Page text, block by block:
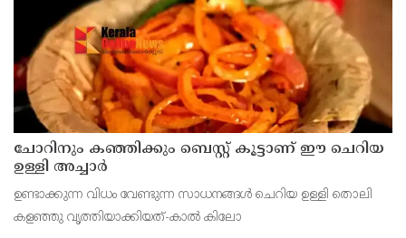
ചോറിനും കഞ്ഞിക്കും ബെസ്റ്റ് കൂട്ടാണ് ഈ ചെറിയ
ഉള്ളി അച്ചാർ
ഉണ്ടാക്കുന്ന വിധം വേണ്ടുന്ന സാധനങ്ങള്‍ ചെറിയ ഉള്ളി തൊലി
കളഞ്ഞു വൃത്തിയാക്കിയത്-കാല്‍ കിലോ